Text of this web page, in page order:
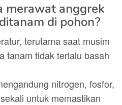
merawat anggrek
di pohon?
terutama saat musim
tanam tidak terlalu basah
nitrogen, fosfor,
untuk memastikan